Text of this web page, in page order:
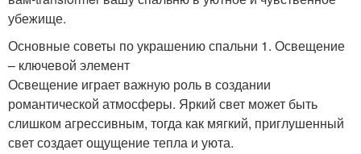
убежище.
Основные советы по украшению спальни 1. Освещение
– ключевой элемент
Освещение играет важную роль в создании
романтической атмосферы. Яркий свет может быть
слишком агрессивным, тогда как мягкий, приглушенный
свет создает ощущение тепла и уюта.